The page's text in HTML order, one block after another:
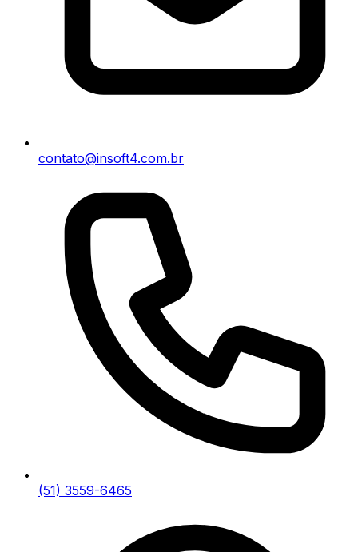
contato@insoft4.com.br
(51) 3559-6465